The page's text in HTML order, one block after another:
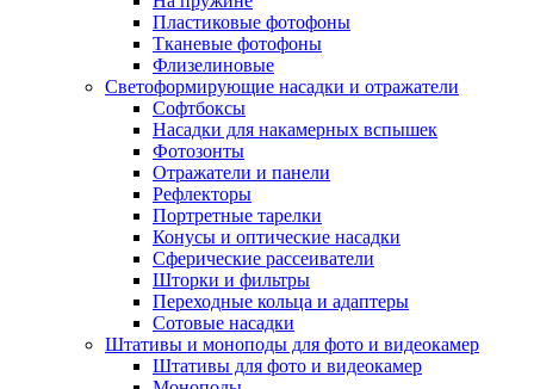
Пластиковые фотофоны
Тканевые фотофоны
Флизелиновые
Светоформирующие насадки и отражатели
Софтбоксы
Насадки для накамерных вспышек
Фотозонты
Отражатели и панели
Рефлекторы
Портретные тарелки
Конусы и оптические насадки
Сферические рассеиватели
Шторки и фильтры
Переходные кольца и адаптеры
Сотовые насадки
Штативы и моноподы для фото и видеокамер
Штативы для фото и видеокамер